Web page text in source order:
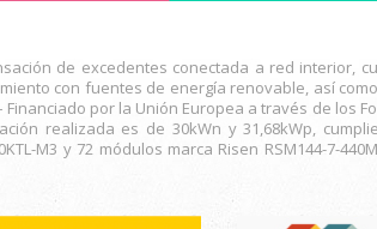
de excedentes conectada a red interior,
con fuentes de energía renovable, así
por la Unión Europea a través de los
realizada es de 30kWn y 31,68kWp,
M3 y 72 módulos marca Risen RSM144-7-